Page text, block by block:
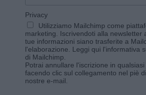
Privacy
Utilizziamo Mailchimp come
marketing. Iscrivendoti alla newsletter
tue informazioni siano trasferite a
l'elaborazione. Leggi qui l'informativa
di Mailchimp
Potrai annullare l'iscrizione in
facendo clic sul collegamento nel piè
nostre e-mail.